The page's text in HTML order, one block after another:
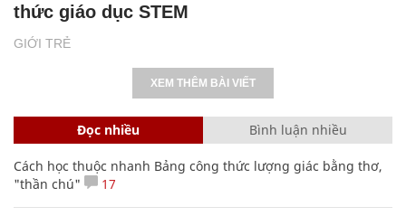
GIỚI TRẺ
thức giáo dục STEM
XEM THÊM BÀI VIẾT
Đọc nhiều Bình luận nhiều
Cách học thuộc nhanh Bảng công thức lượng giác bằng thơ,
"thần chú"
17